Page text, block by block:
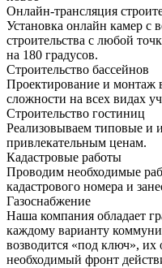
Онлайн-трансляция
Установка онлайн камер с
строительства с любой
на 180 градусов.
Строительство бассейнов
Проектирование и монтаж
сложности на всех видах
Строительство гостиниц
Реализовываем типовые и
привлекательным ценам.
Кадастровые работы
Проводим необходимые
кадастрового номера и
Газоснабжение
Наша компания обладает
каждому варианту
возводится «под ключ», их
необходимый фронт